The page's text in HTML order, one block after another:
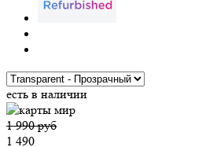
есть в наличии
1 990 руб
1 490